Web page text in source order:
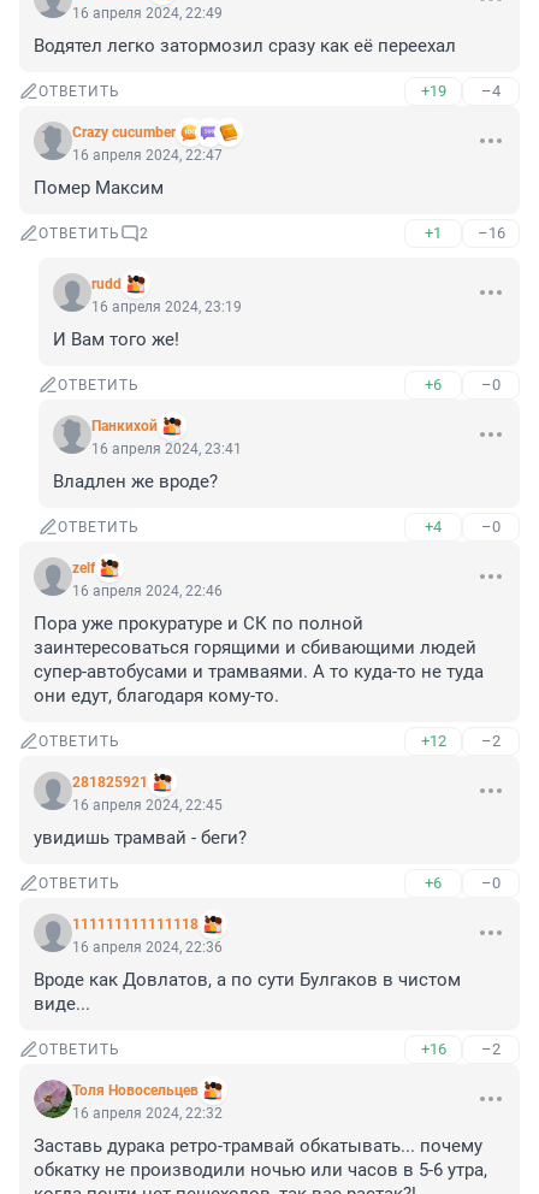
16 апреля 2024, 22:49
Водятел легко затормозил сразу как её переехал
ОТВЕТИТЬ +19 –4
Crazy cucumber
16 апреля 2024, 22:47
Помер Максим
ОТВЕТИТЬ 2 +1 –16
rudd
16 апреля 2024, 23:19
И Вам того же!
ОТВЕТИТЬ +6 –0
Панкихой
16 апреля 2024, 23:41
Владлен же вроде?
ОТВЕТИТЬ +4 –0
zelf
16 апреля 2024, 22:46
Пора уже прокуратуре и СК по полной
заинтересоваться горящими и сбивающими людей
супер-автобусами и трамваями. А то куда-то не туда
они едут, благодаря кому-то.
ОТВЕТИТЬ +12 –2
281825921
16 апреля 2024, 22:45
увидишь трамвай - беги?
ОТВЕТИТЬ +6 –0
111111111111118
16 апреля 2024, 22:36
Вроде как Довлатов, а по сути Булгаков в чистом
виде...
ОТВЕТИТЬ +16 –2
Толя Новосельцев
16 апреля 2024, 22:32
Заставь дурака ретро-трамвай обкатывать... почему
обкатку не производили ночью или часов в 5-6 утра,